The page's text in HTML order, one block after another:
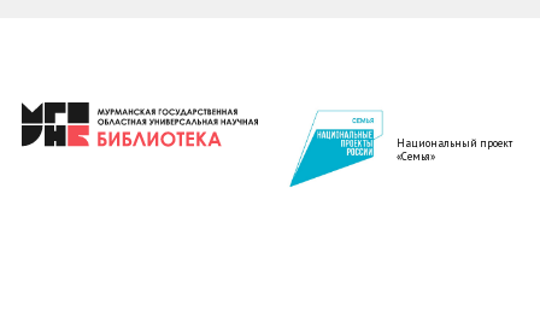
Национальный проект
«Семья»